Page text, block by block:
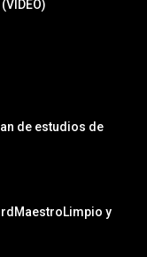
de estudios de
y